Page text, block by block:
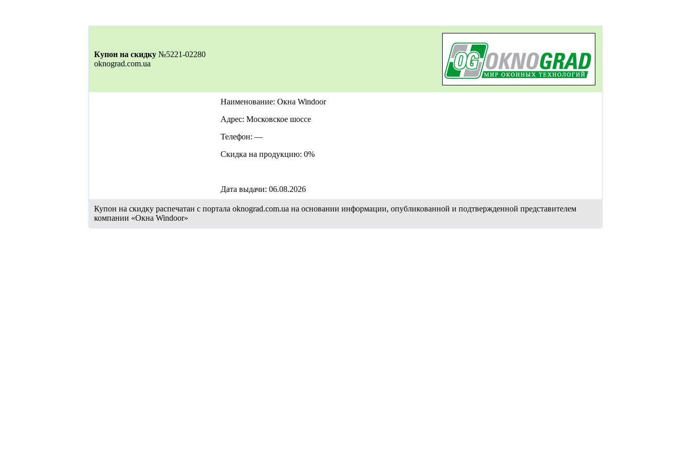
Купон на скидку №5221-02280
oknograd.com.ua
Наименование: Окна Windoor
Адрес: Московское шоссе
Телефон: —
Скидка на продукцию: 0%
Дата выдачи: 06.08.2026
Купон на скидку распечатан с портала oknograd.com.ua на основании информации, опубликованной и подтвержденной представителем
компании «Окна Windoor»